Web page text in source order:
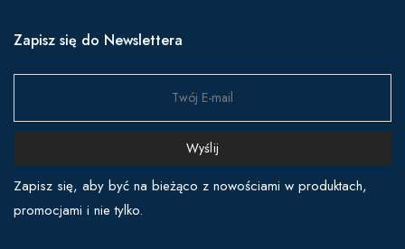
Zapisz się do Newslettera
Wyślij
Zapisz się, aby być na bieżąco z nowościami w produktach,
promocjami i nie tylko.